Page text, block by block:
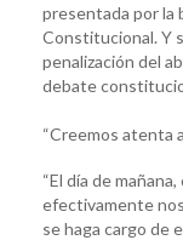
presentada por la
Constitucional. Y
penalización del
debate
“Creemos atenta
“El día de
efectivamente
se haga cargo de